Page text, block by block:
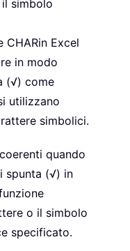
simbolo
CHARin Excel
in modo
(√) come
utilizzano
simbolici.
quando
spunta (√) in
o il simbolo
specificato.